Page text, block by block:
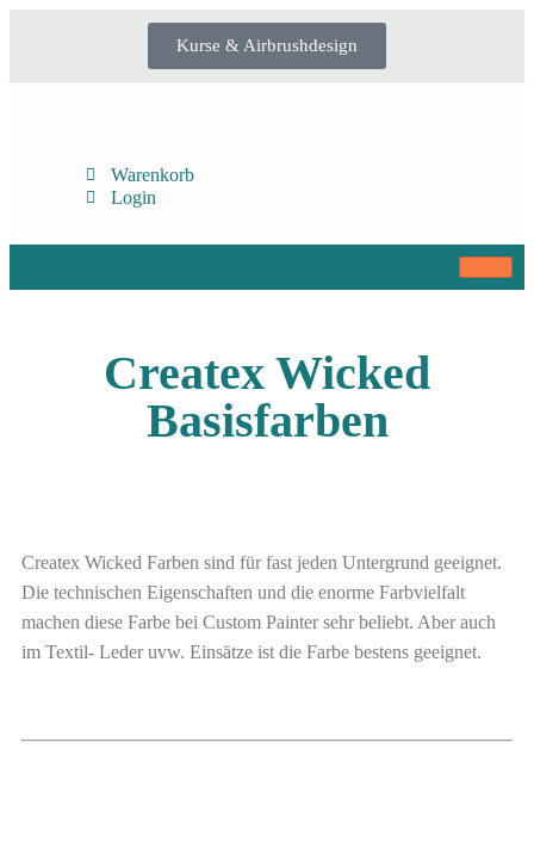
Kurse & Airbrushdesign
Warenkorb
Login
Createx Wicked
Basisfarben
Createx Wicked Farben sind für fast jeden Untergrund geeignet.
Die technischen Eigenschaften und die enorme Farbvielfalt
machen diese Farbe bei Custom Painter sehr beliebt. Aber auch
im Textil- Leder uvw. Einsätze ist die Farbe bestens geeignet.